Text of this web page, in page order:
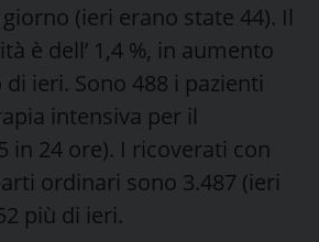
(ieri erano state 44). Il
è dell’ 1,4 %, in aumento
ieri. Sono 488 i pazienti
intensiva per il
in 24 ore). I ricoverati con
ordinari sono 3.487 (ieri
più di ieri.